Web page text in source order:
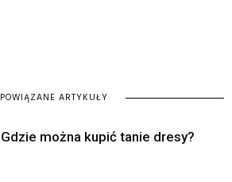
POWIĄZANE ARTYKUŁY
Gdzie można kupić tanie dresy?